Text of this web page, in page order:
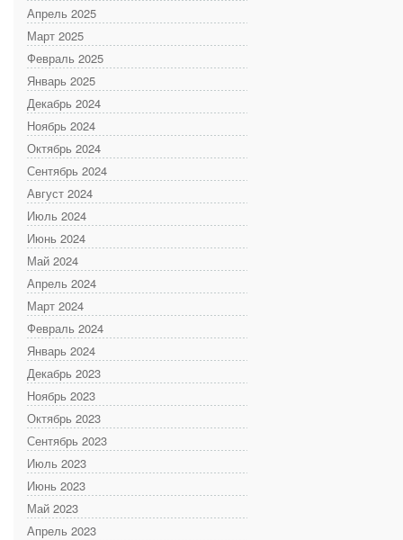
Апрель 2025
Март 2025
Февраль 2025
Январь 2025
Декабрь 2024
Ноябрь 2024
Октябрь 2024
Сентябрь 2024
Август 2024
Июль 2024
Июнь 2024
Май 2024
Апрель 2024
Март 2024
Февраль 2024
Январь 2024
Декабрь 2023
Ноябрь 2023
Октябрь 2023
Сентябрь 2023
Июль 2023
Июнь 2023
Май 2023
Апрель 2023